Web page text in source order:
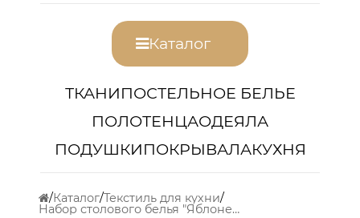
Каталог
ТКАНИПОСТЕЛЬНОЕ БЕЛЬЕ
ПОЛОТЕНЦАОДЕЯЛА
ПОДУШКИПОКРЫВАЛАКУХНЯ
Каталог Текстиль для кухни
Набор столового белья "Яблоневый цвет"